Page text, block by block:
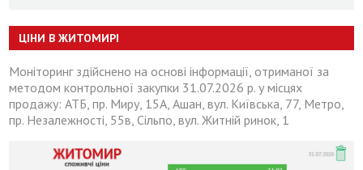
ЦІНИ В ЖИТОМИРІ
Моніторинг здійснено на основі інформації, отриманої за
методом контрольної закупки 31.07.2026 р. у місцях
продажу: АТБ, пр. Миру, 15А, Ашан, вул. Київська, 77, Метро,
пр. Незалежності, 55в, Сільпо, вул. Житній ринок, 1